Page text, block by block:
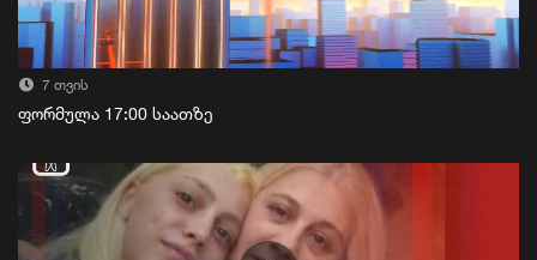
7 თვის
ფორმულა 17:00 საათზე